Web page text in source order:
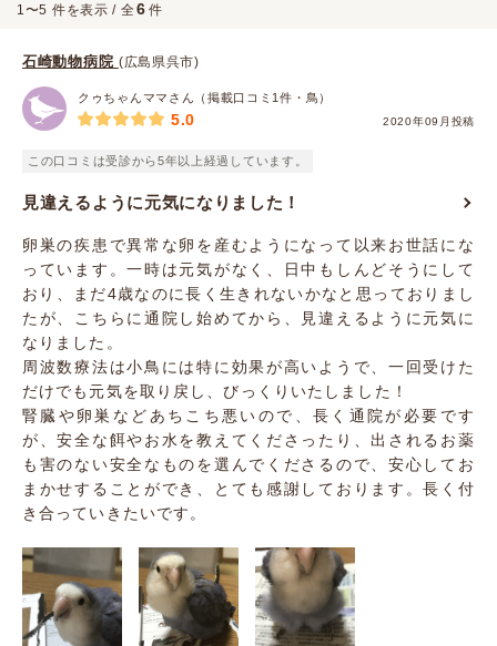
1〜5 件を表示 / 全6 件
石崎動物病院 (広島県呉市)
クゥちゃんママさん（掲載口コミ1件・鳥）
2020年09月投稿
5.0
この口コミは受診から5年以上経過しています。
見違えるように元気になりました！
卵巣の疾患で異常な卵を産むようになって以来お世話にな
っています。一時は元気がなく、日中もしんどそうにして
おり、まだ4歳なのに長く生きれないかなと思っておりまし
たが、こちらに通院し始めてから、見違えるように元気に
なりました。
周波数療法は小鳥には特に効果が高いようで、一回受けた
だけでも元気を取り戻し、びっくりいたしました！
腎臓や卵巣などあちこち悪いので、長く通院が必要です
が、安全な餌やお水を教えてくださったり、出されるお薬
も害のない安全なものを選んでくださるので、安心してお
まかせすることができ、とても感謝しております。長く付
き合っていきたいです。